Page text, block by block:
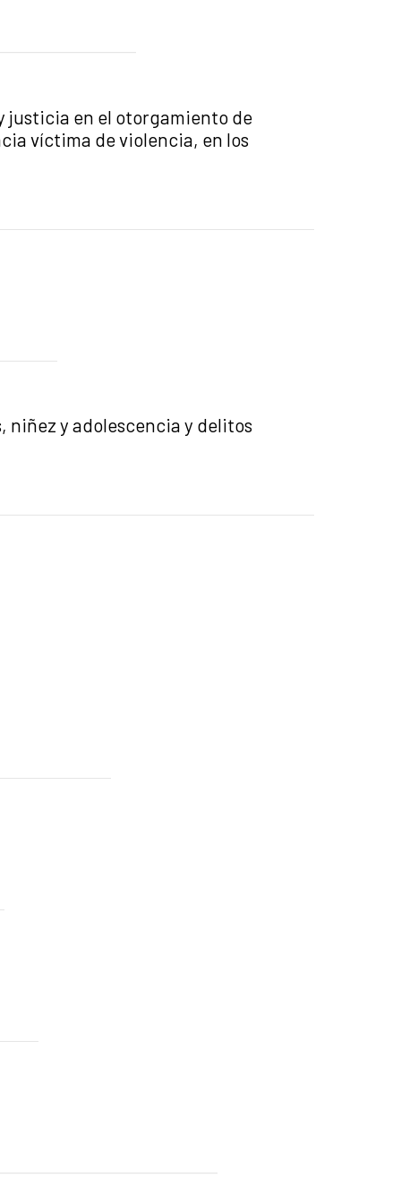
justicia en el otorgamiento de
víctima de violencia, en los
niñez y adolescencia y delitos